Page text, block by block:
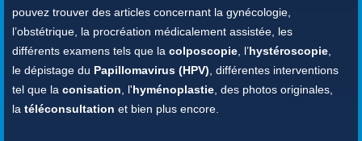
pouvez trouver des articles concernant la gynécologie,
l’obstétrique, la procréation médicalement assistée, les
différents examens tels que la colposcopie , l’hystéroscopie
le dépistage du Papillomavirus (HPV) , différentes interventions
tel que la conisation , l'hyménoplastie , des photos originales,
la téléconsultation et bien plus encore.